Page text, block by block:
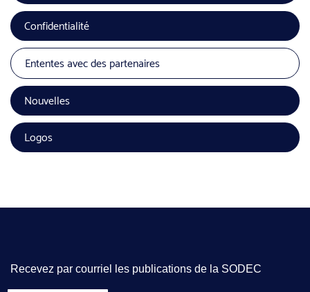
Confidentialité
Ententes avec des partenaires
Nouvelles
Logos
Recevez par courriel les publications de la SODEC